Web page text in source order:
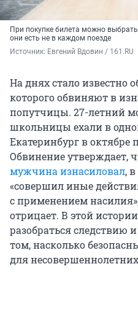
При покупке билета можно
они есть не в каждом поезде
Источник: Евгений Вдовин / 161.RU
На днях стало известно
которого обвиняют в
попутчицы. 27-летний
школьницы ехали в
Екатеринбург в октябре
Обвинение утверждает,
мужчина изнасиловал,
«совершил иные
с применением
отрицает. В этой
разобраться следствию
том, насколько
для